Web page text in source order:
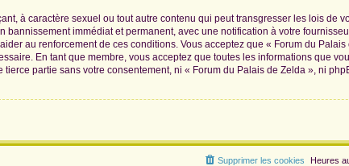
à caractère sexuel ou tout autre contenu qui peut transgresser les lois de
immédiat et permanent, avec une notification à votre
au renforcement de ces conditions. Vous acceptez que « Forum du Palais
En tant que membre, vous acceptez que toutes les informations que
partie sans votre consentement, ni « Forum du Palais de Zelda », ni
Heures
Supprimer les cookies